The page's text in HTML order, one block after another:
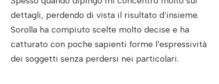
dettagli, perdendo di vista il risultato d’insieme.
Sorolla ha compiuto scelte molto decise e ha
catturato con poche sapienti forme l’espressività
dei soggetti senza perdersi nei particolari.